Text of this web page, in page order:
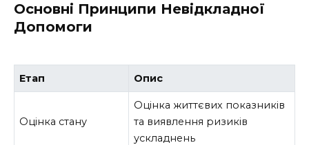
Основні Принципи Невідкладної
Допомоги
Етап Опис
Оцінка стану
Оцінка життєвих показників
та виявлення ризиків
ускладнень